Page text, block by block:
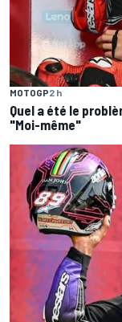
MOTOGP2 h
Quel a été le
"Moi-même"